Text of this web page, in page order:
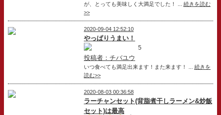
が、とっても美味しく大満足でした！ ... 続きを読む
>>
2020-09-04 12:52:10
やっぱりうまい！
5
投稿者：チバユウ
いつ食べても満足出来ます！また来ます！ ... 続きを
読む>>
2020-08-03 00:36:58
ラーチャンセット(背脂煮干しラーメン&炒飯
セット)は最高